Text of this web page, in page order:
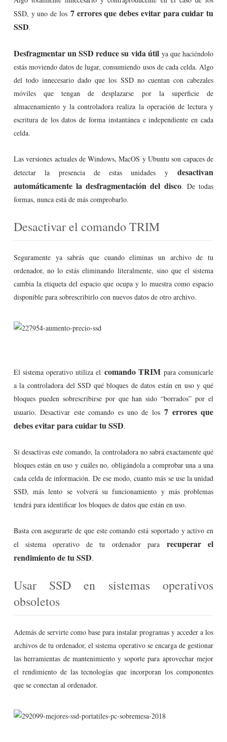
SSD, y uno de los 7 errores que debes evitar para cuidar tu
SSD.
Desfragmentar un SSD reduce su vida útilya que haciéndolo
estás moviendo datos de lugar, consumiendo usos de cada celda. Algo
del todo innecesario dado que los SSD no cuentan con cabezales
móviles que tengan de desplazarse por la superficie de
almacenamiento y la controladora realiza la operación de lectura y
escritura de los datos de forma instantánea e independiente en cada
celda.
Las versiones actuales de Windows, MacOS y Ubuntu son capaces de
detectar la presencia de estas unidades ydesactivan
automáticamente la desfragmentación del disco. De todas
formas, nunca está de más comprobarlo.
Desactivar el comando TRIM
Seguramente ya sabrás que cuando eliminas un archivo de tu
ordenador, no lo estás eliminando literalmente, sino que el sistema
cambia la etiqueta del espacio que ocupa y lo muestra como espacio
disponible para sobrescribirlo con nuevos datos de otro archivo.
El sistema operativo utiliza el comando TRIMpara comunicarle
a la controladora del SSD qué bloques de datos están en uso y qué
bloques pueden sobrescribirse por que han sido “borrados” por el
usuario. Desactivar este comando es uno de los7 errores que
debes evitar para cuidar tu SSD.
Si desactivas este comando, la controladora no sabrá exactamente qué
bloques están en uso y cuáles no, obligándola a comprobar una a una
cada celda de información. De ese modo, cuanto más se use la unidad
SSD, más lento se volverá su funcionamiento y más problemas
tendrá para identificar los bloques de datos que están en uso.
Basta con asegurarte de que este comando está soportado y activo en
el sistema operativo de tu ordenador para recuperar el
rendimiento de tu SSD.
Usar SSD en sistemas operativos
obsoletos
Además de servirte como base para instalar programas y acceder a los
archivos de tu ordenador, el sistema operativo se encarga de gestionar
las herramientas de mantenimiento y soporte para aprovechar mejor
el rendimiento de las tecnologías que incorporan los componentes
que se conectan al ordenador.